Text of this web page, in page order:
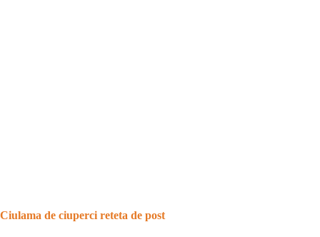
Ciulama de ciuperci reteta de post